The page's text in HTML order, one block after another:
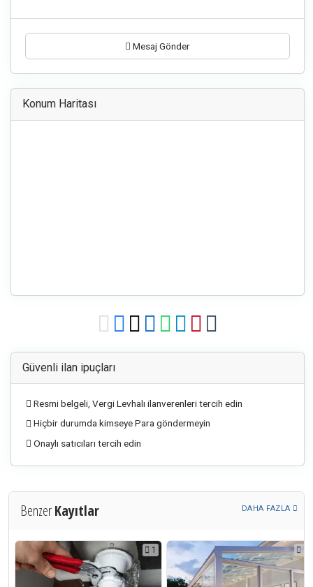
Mesaj Gönder
Konum Haritası
Güvenli ilan ipuçları
Resmi belgeli, Vergi Levhalı ilanverenleri tercih edin
Hiçbir durumda kimseye Para göndermeyin
Onaylı satıcıları tercih edin
BenzerKayıtlar DAHA FAZLA
1 1